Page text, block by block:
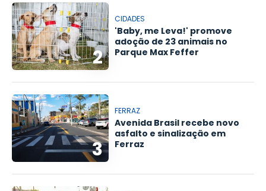
2
CIDADES
'Baby, me Leva!' promove
adoção de 23 animais no
Parque Max Feffer
3
FERRAZ
Avenida Brasil recebe novo
asfalto e sinalização em
Ferraz